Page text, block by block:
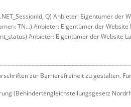
Q) Anbieter: Eigentümer der
TN...) Anbieter: Eigentümer der
Anbieter: Eigentümer der Website
zur Barrierefreiheit zu gestalten.
(Behindertengleichstellungsgesetz